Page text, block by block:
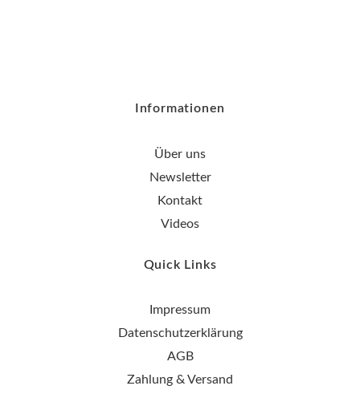
Informationen
Über uns
Newsletter
Kontakt
Videos
Quick Links
Impressum
Datenschutzerklärung
AGB
Zahlung & Versand